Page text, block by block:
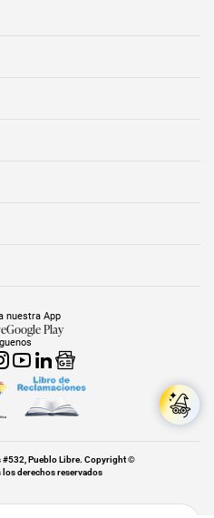
nuestra App
Google Play
#532, Pueblo Libre. Copyright ©
derechos reservados